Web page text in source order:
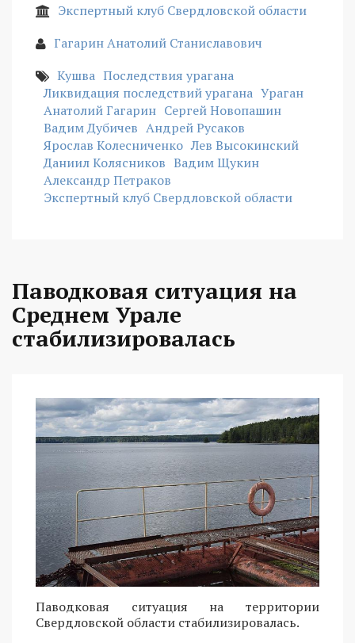
Экспертный клуб Свердловской области
Гагарин Анатолий Станиславович
Кушва Последствия урагана
Ликвидация последствий урагана Ураган
Анатолий Гагарин Сергей Новопашин
Вадим Дубичев Андрей Русаков
Ярослав Колесниченко Лев Высокинский
Даниил Колясников Вадим Щукин
Александр Петраков
Экспертный клуб Свердловской области
Паводковая ситуация на
Среднем Урале
стабилизировалась
Паводковая ситуация на территории
Свердловской области стабилизировалась.